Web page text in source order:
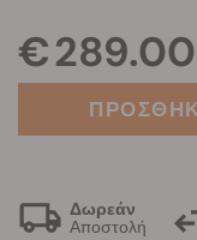
€ 289.00
Δωρεάν
Αποστολή